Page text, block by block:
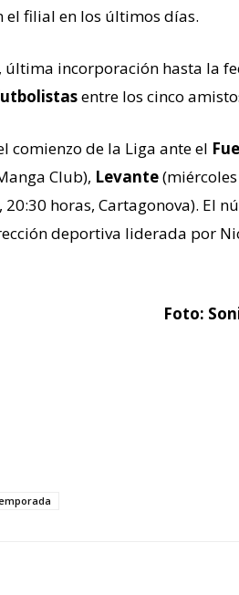
el filial en los últimos días.
, última incorporación hasta la
entre los cinco
comienzo de la Liga ante el
Club), Levante
20:30 horas, Cartagonova). El
deportiva liderada por
Foto: